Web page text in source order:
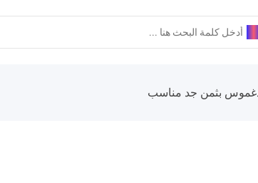
بثمن جد مناسب